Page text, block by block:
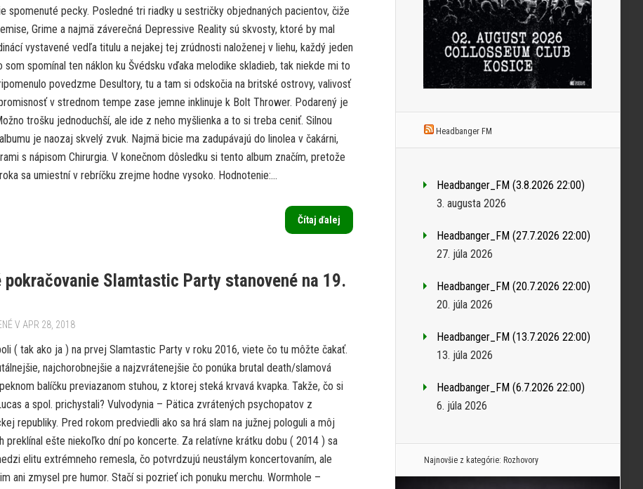
spomenuté pecky. Posledné tri riadky u sestričky objednaných pacientov, čiže
Grime a najmä záverečná Depressive Reality sú skvosty, ktoré by mal
vystavené vedľa titulu a nejakej tej zrúdnosti naloženej v liehu, každý jeden
som spomínal ten náklon ku Švédsku vďaka melodike skladieb, tak niekde mi to
povedzme Desultory, tu a tam si odskočia na britské ostrovy, valivosť
v strednom tempe zase jemne inklinuje k Bolt Thrower. Podarený je
trošku jednoduchší, ale ide z neho myšlienka a to si treba ceniť. Silnou
je naozaj skvelý zvuk. Najmä bicie ma zadupávajú do linolea v čakárni,
s nápisom Chirurgia. V konečnom dôsledku si tento album značím, pretože
sa umiestní v rebríčku zrejme hodne vysoko. Hodnotenie:...
Čítaj ďalej
pokračovanie Slamtastic Party stanovené na 19.
V APR 28, 2018
( tak ako ja ) na prvej Slamtastic Party v roku 2016, viete čo tu môžte čakať.
najchorobnejšie a najzvrátenejšie čo ponúka brutal death/slamová
balíčku previazanom stuhou, z ktorej steká krvavá kvapka. Takže, čo si
a spol. prichystali? Vulvodynia – Pätica zvrátených psychopatov z
republiky. Pred rokom predviedli ako sa hrá slam na južnej pologuli a môj
preklínal ešte niekoľko dní po koncerte. Za relatívne krátku dobu ( 2014 ) sa
elitu extrémneho remesla, čo potvrdzujú neustálym koncertovaním, ale
ani zmysel pre humor. Stačí si pozrieť ich ponuku merchu. Wormhole –
Headbanger FM
Headbanger_FM (3.8.2026 22:00)
3. augusta 2026
Headbanger_FM (27.7.2026 22:00)
27. júla 2026
Headbanger_FM (20.7.2026 22:00)
20. júla 2026
Headbanger_FM (13.7.2026 22:00)
13. júla 2026
Headbanger_FM (6.7.2026 22:00)
6. júla 2026
Najnovšie z kategórie: Rozhovory